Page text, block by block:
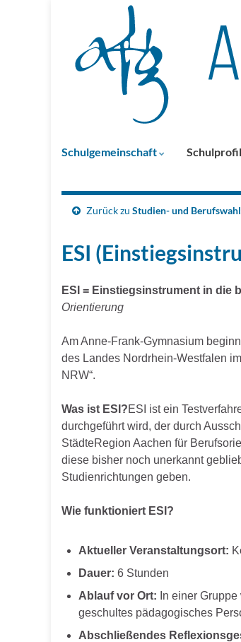
Schulgemeinschaft Schulprofil
Zurück zu Studien- und
ESI
ESI = Einstiegsinstrument in die
Orientierung
Am Anne-Frank-Gymnasium
des Landes Nordrhein-Westfalen
NRW“.
Was ist ESI?ESI ist ein
durchgeführt wird, der durch
StädteRegion Aachen für
diese bisher noch unerkannt
Studienrichtungen geben.
Wie funktioniert ESI?
Aktueller Veranstaltungsort:
Dauer: 6 Stunden
Ablauf vor Ort: In einer
geschultes pädagogisches
Abschließendes